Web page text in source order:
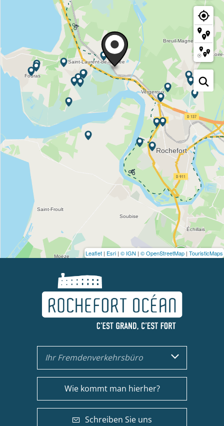
Leaflet | Esri | © IGN | © OpenStreetMap | TouristicMaps
Ihr Fremdenverkehrsbüro
Wie kommt man hierher?
Schreiben Sie uns